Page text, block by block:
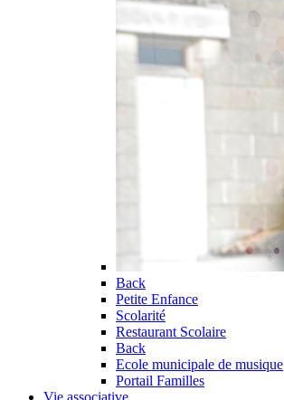
Back
Petite Enfance
Scolarité
Restaurant Scolaire
Back
Ecole municipale de musique
Portail Familles
Vie associative